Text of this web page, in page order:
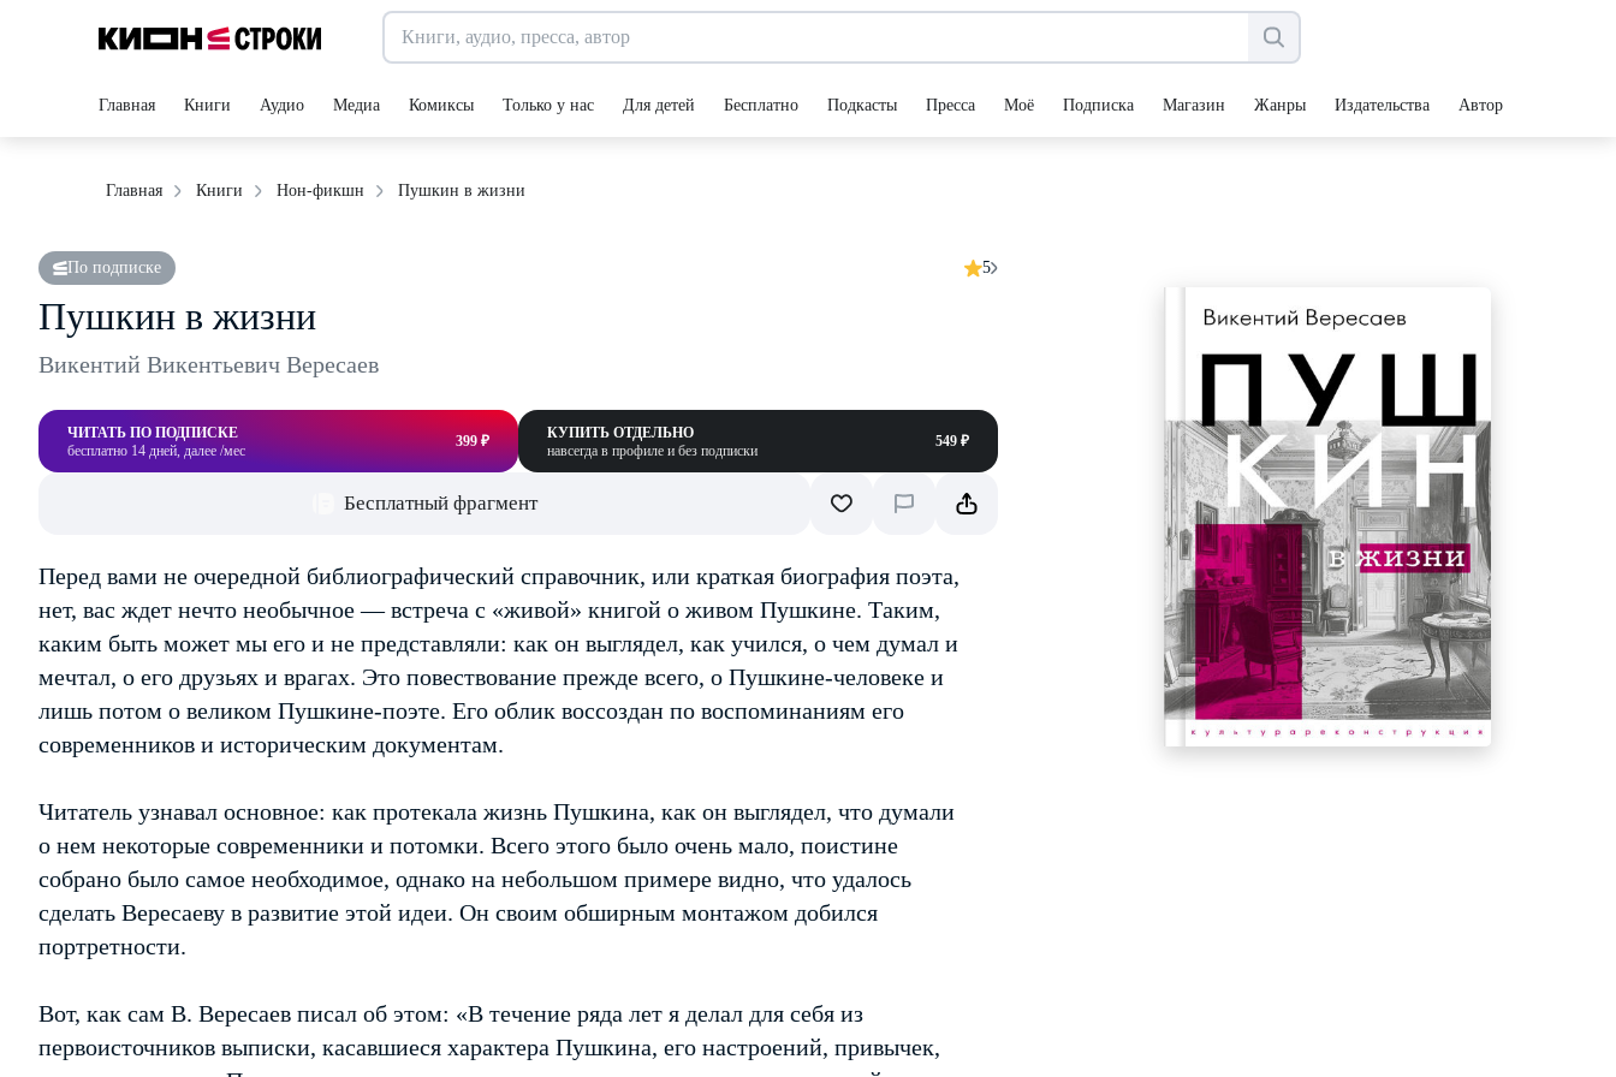
Главная Книги Аудио Медиа Комиксы Только у нас Для детей Бесплатно Подкасты Пресса Моё Подписка Магазин Жанры Издательства Авторы
Главная Книги Нон-фикшн Пушкин в жизни
По подписке 5
Пушкин в жизни
Викентий Викентьевич Вересаев
ЧИТАТЬ ПО ПОДПИСКЕ
бесплатно 14 дней, далее /мес
399 ₽
КУПИТЬ ОТДЕЛЬНО
навсегда в профиле и без подписки
549 ₽
Бесплатный фрагмент
Перед вами не очередной библиографический справочник, или краткая биография поэта,
нет, вас ждет нечто необычное — встреча с «живой» книгой о живом Пушкине. Таким,
каким быть может мы его и не представляли: как он выглядел, как учился, о чем думал и
мечтал, о его друзьях и врагах. Это повествование прежде всего, о Пушкине-человеке и
лишь потом о великом Пушкине-поэте. Его облик воссоздан по воспоминаниям его
современников и историческим документам.
Читатель узнавал основное: как протекала жизнь Пушкина, как он выглядел, что думали
о нем некоторые современники и потомки. Всего этого было очень мало, поистине
собрано было самое необходимое, однако на небольшом примере видно, что удалось
сделать Вересаеву в развитие этой идеи. Он своим обширным монтажом добился
портретности.
Вот, как сам В. Вересаев писал об этом: «В течение ряда лет я делал для себя из
первоисточников выписки, касавшиеся характера Пушкина, его настроений, привычек,